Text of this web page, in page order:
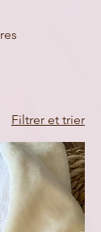
Filtrer et trier